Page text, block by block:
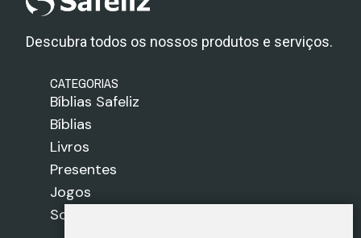
Descubra todos os nossos produtos e serviços.
CATEGORIAS
Bíblias Safeliz
Bíblias
Livros
Presentes
Jogos
Sobre nós